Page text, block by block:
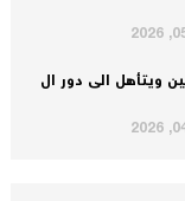
الى دور ال